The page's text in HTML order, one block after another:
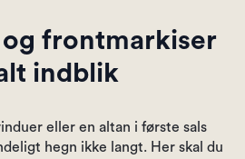
frontmarkiser
indblik
eller en altan i første sals
hegn ikke langt. Her skal du